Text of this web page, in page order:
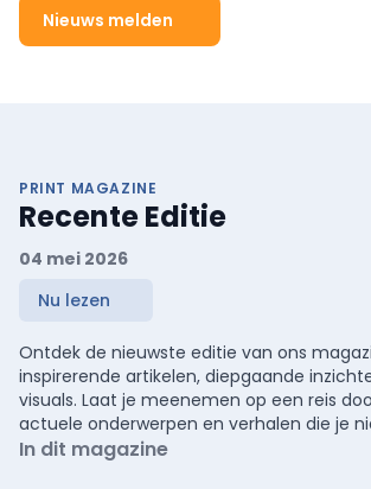
Nieuws melden
PRINT MAGAZINE
Recente Editie
04 mei 2026
Nu lezen
Ontdek de nieuwste editie van ons
inspirerende artikelen, diepgaande
visuals. Laat je meenemen op een reis
actuele onderwerpen en verhalen die je
In dit magazine